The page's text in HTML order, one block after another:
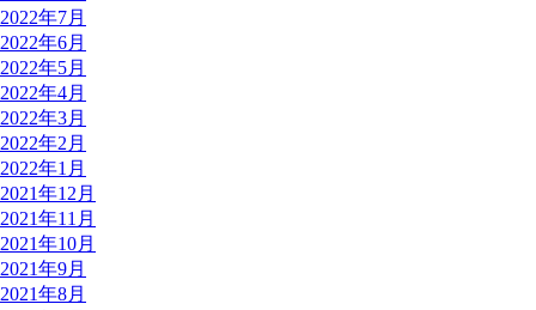
2022年7月
2022年6月
2022年5月
2022年4月
2022年3月
2022年2月
2022年1月
2021年12月
2021年11月
2021年10月
2021年9月
2021年8月